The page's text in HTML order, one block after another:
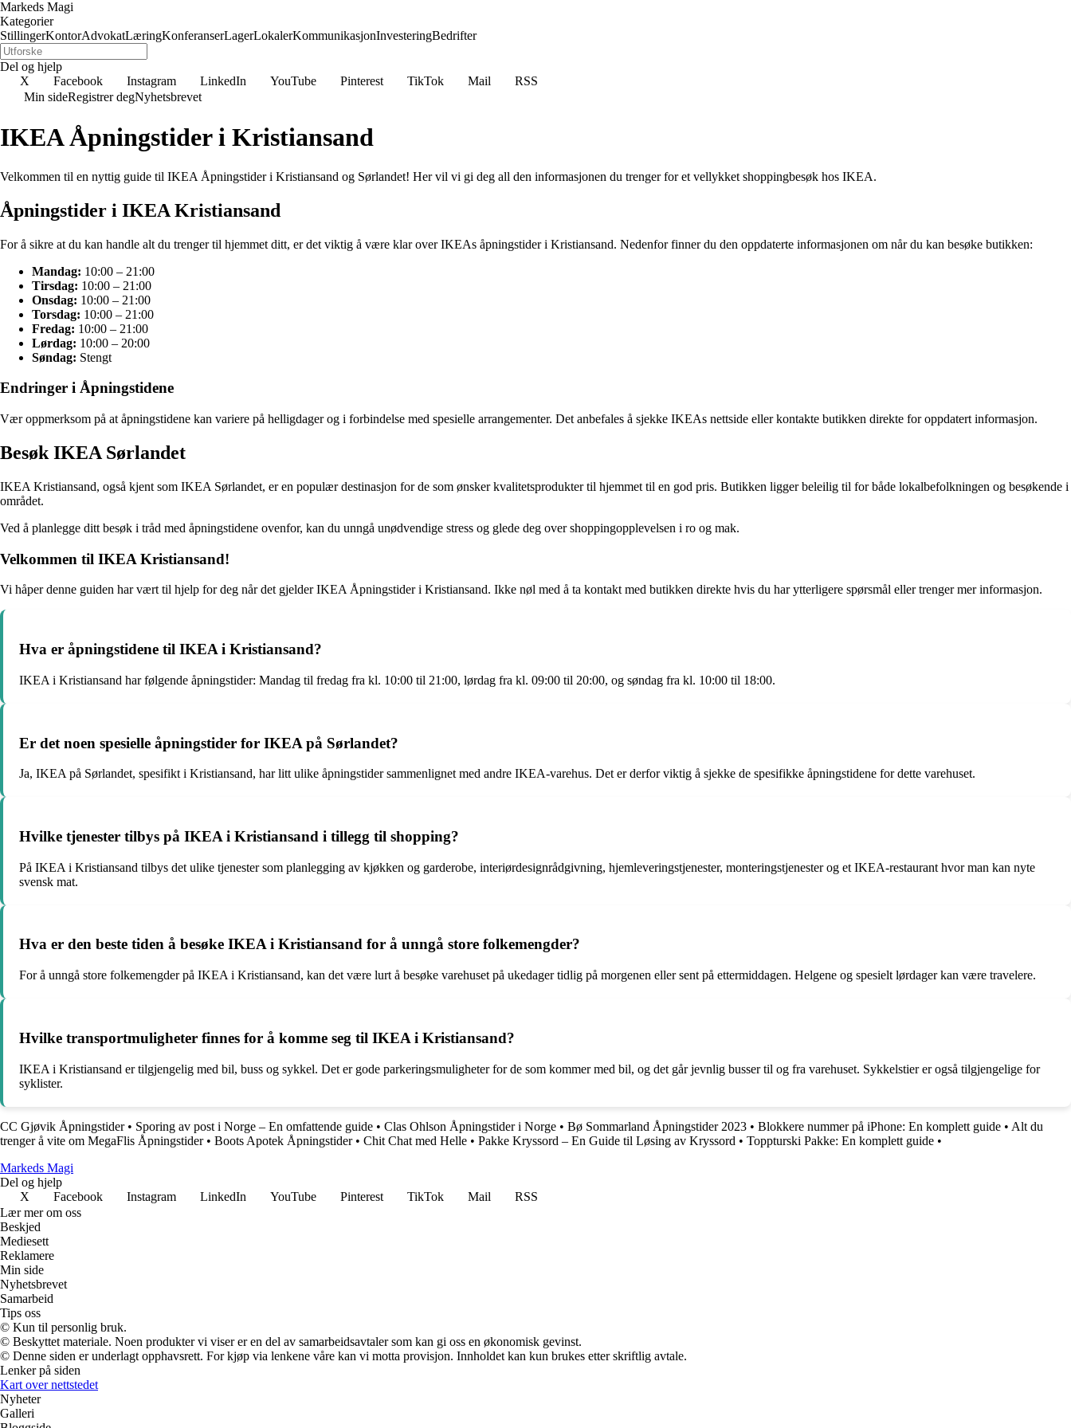
Markeds Magi
Kategorier
StillingerKontorAdvokatLæringKonferanserLagerLokalerKommunikasjonInvesteringBedrifter
Del og hjelp
X
Facebook Instagram LinkedIn YouTube Pinterest TikTok Mail
RSS
Min sideRegistrer degNyhetsbrevet
IKEA Åpningstider i Kristiansand
Velkommen til en nyttig guide til IKEA Åpningstider i Kristiansand og Sørlandet! Her vil vi gi deg all den informasjonen du trenger for et vellykket shoppingbesøk hos IKEA.
Åpningstider i IKEA Kristiansand
For å sikre at du kan handle alt du trenger til hjemmet ditt, er det viktig å være klar over IKEAs åpningstider i Kristiansand. Nedenfor finner du den oppdaterte informasjonen om når du kan besøke butikken:
Mandag: 10:00 – 21:00
Tirsdag: 10:00 – 21:00
Onsdag: 10:00 – 21:00
Torsdag: 10:00 – 21:00
Fredag: 10:00 – 21:00
Lørdag: 10:00 – 20:00
Søndag: Stengt
Endringer i Åpningstidene
Vær oppmerksom på at åpningstidene kan variere på helligdager og i forbindelse med spesielle arrangementer. Det anbefales å sjekke IKEAs nettside eller kontakte butikken direkte for oppdatert informasjon.
Besøk IKEA Sørlandet
IKEA Kristiansand, også kjent som IKEA Sørlandet, er en populær destinasjon for de som ønsker kvalitetsprodukter til hjemmet til en god pris. Butikken ligger beleilig til for både lokalbefolkningen og besøkende i
området.
Ved å planlegge ditt besøk i tråd med åpningstidene ovenfor, kan du unngå unødvendige stress og glede deg over shoppingopplevelsen i ro og mak.
Velkommen til IKEA Kristiansand!
Vi håper denne guiden har vært til hjelp for deg når det gjelder IKEA Åpningstider i Kristiansand. Ikke nøl med å ta kontakt med butikken direkte hvis du har ytterligere spørsmål eller trenger mer informasjon.
Hva er åpningstidene til IKEA i Kristiansand?
IKEA i Kristiansand har følgende åpningstider: Mandag til fredag fra kl. 10:00 til 21:00, lørdag fra kl. 09:00 til 20:00, og søndag fra kl. 10:00 til 18:00.
Er det noen spesielle åpningstider for IKEA på Sørlandet?
Ja, IKEA på Sørlandet, spesifikt i Kristiansand, har litt ulike åpningstider sammenlignet med andre IKEA-varehus. Det er derfor viktig å sjekke de spesifikke åpningstidene for dette varehuset.
Hvilke tjenester tilbys på IKEA i Kristiansand i tillegg til shopping?
På IKEA i Kristiansand tilbys det ulike tjenester som planlegging av kjøkken og garderobe, interiørdesignrådgivning, hjemleveringstjenester, monteringstjenester og et IKEA-restaurant hvor man kan nyte
svensk mat.
Hva er den beste tiden å besøke IKEA i Kristiansand for å unngå store folkemengder?
For å unngå store folkemengder på IKEA i Kristiansand, kan det være lurt å besøke varehuset på ukedager tidlig på morgenen eller sent på ettermiddagen. Helgene og spesielt lørdager kan være travelere.
Hvilke transportmuligheter finnes for å komme seg til IKEA i Kristiansand?
IKEA i Kristiansand er tilgjengelig med bil, buss og sykkel. Det er gode parkeringsmuligheter for de som kommer med bil, og det går jevnlig busser til og fra varehuset. Sykkelstier er også tilgjengelige for
syklister.
CC Gjøvik Åpningstider• Sporing av post i Norge – En omfattende guide • Clas Ohlson Åpningstider i Norge • Bø Sommarland Åpningstider 2023 • Blokkere nummer på iPhone: En komplett guide • Alt du
trenger å vite om MegaFlis Åpningstider• Boots Apotek Åpningstider• Chit Chat med Helle • Pakke Kryssord – En Guide til Løsing av Kryssord • Toppturski Pakke: En komplett guide •
Markeds Magi
Del og hjelp
X
Facebook Instagram LinkedIn YouTube Pinterest TikTok Mail
RSS
Lær mer om oss
Beskjed
Mediesett
Reklamere
Min side
Nyhetsbrevet
Samarbeid
Tips oss
© Kun til personlig bruk.
© Beskyttet materiale. Noen produkter vi viser er en del av samarbeidsavtaler som kan gi oss en økonomisk gevinst.
© Denne siden er underlagt opphavsrett. For kjøp via lenkene våre kan vi motta provisjon. Innholdet kan kun brukes etter skriftlig avtale.
Lenker på siden
Kart over nettstedet
Nyheter
Galleri